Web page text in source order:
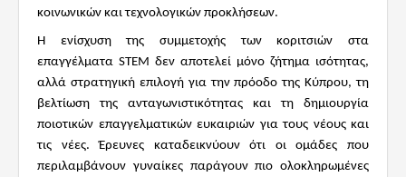
κοινωνικών και τεχνολογικών προκλήσεων.
Η ενίσχυση της συμμετοχής των κοριτσιών στα
επαγγέλματα STEM δεν αποτελεί μόνο ζήτημα ισότητας,
αλλά στρατηγική επιλογή για την πρόοδο της Κύπρου, τη
βελτίωση της ανταγωνιστικότητας και τη δημιουργία
ποιοτικών επαγγελματικών ευκαιριών για τους νέους και
τις νέες. Έρευνες καταδεικνύουν ότι οι ομάδες που
περιλαμβάνουν γυναίκες παράγουν πιο ολοκληρωμένες